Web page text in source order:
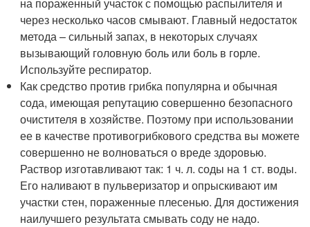
через несколько часов смывают. Главный недостаток
метода – сильный запах, в некоторых случаях
вызывающий головную боль или боль в горле.
Используйте респиратор.
Как средство против грибка популярна и обычная
сода, имеющая репутацию совершенно безопасного
очистителя в хозяйстве. Поэтому при использовании
ее в качестве противогрибкового средства вы можете
совершенно не волноваться о вреде здоровью.
Раствор изготавливают так: 1 ч. л. соды на 1 ст. воды.
Его наливают в пульверизатор и опрыскивают им
участки стен, пораженные плесенью. Для достижения
наилучшего результата смывать соду не надо.